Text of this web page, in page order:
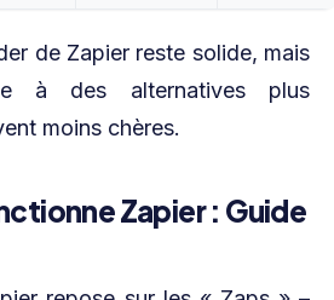
de Zapier reste solide, mais
à des alternatives plus
moins chères.
Zapier : Guide